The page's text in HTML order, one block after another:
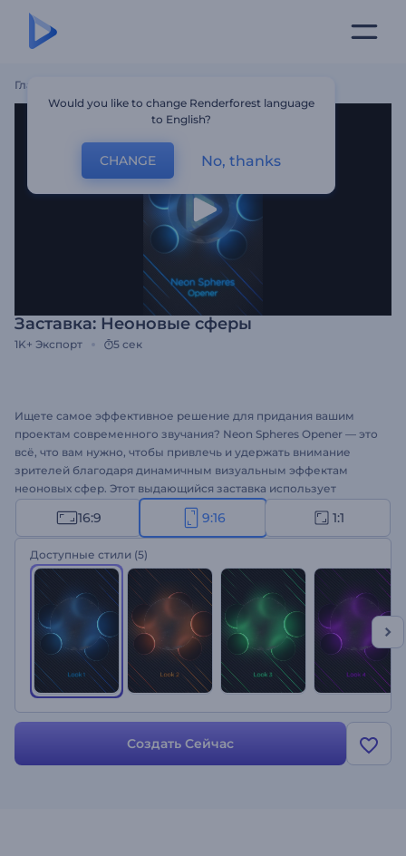
Главная
Заставка: Неоновые сферы
1K+ Экспорт 5 сек
Ищете самое эффективное решение для придания вашим
проектам современного звучания? Neon Spheres Opener — это
всё, что вам нужно, чтобы привлечь и удержать внимание
зрителей благодаря динамичным визуальным эффектам
неоновых сфер. Этот выдающийся заставка использует
завораживающую игру света и ярких цветов для демонстрации
вашего логотипа. Уделите минуту, чтобы загрузить свой
логотип, ввести слоган и получить профессиональную
анимацию логотипа . Идеально подходит для продвижения
брендов, презентаций компаний, заставок новых каналов,
промо-акций продуктов и многого другого. Попробуйте прямо
сейчас!
16:9 9:16 1:1
Доступные стили (5)
Создать Сейчас
Would you like to change Renderforest language
to English?
CHANGE No, thanks